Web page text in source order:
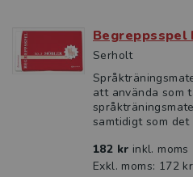
Begreppsspel
Serholt
att använda som
samtidigt som
182 kr inkl. moms
Exkl. moms: 172 kr